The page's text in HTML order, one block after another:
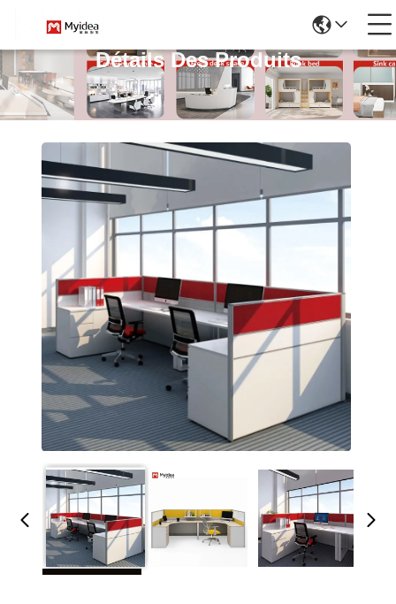
Détails Des Produits